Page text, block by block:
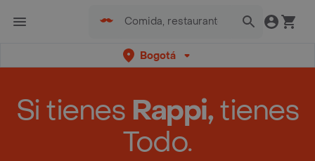
Bogotá
Si tienes Rappi,tienes
Todo.